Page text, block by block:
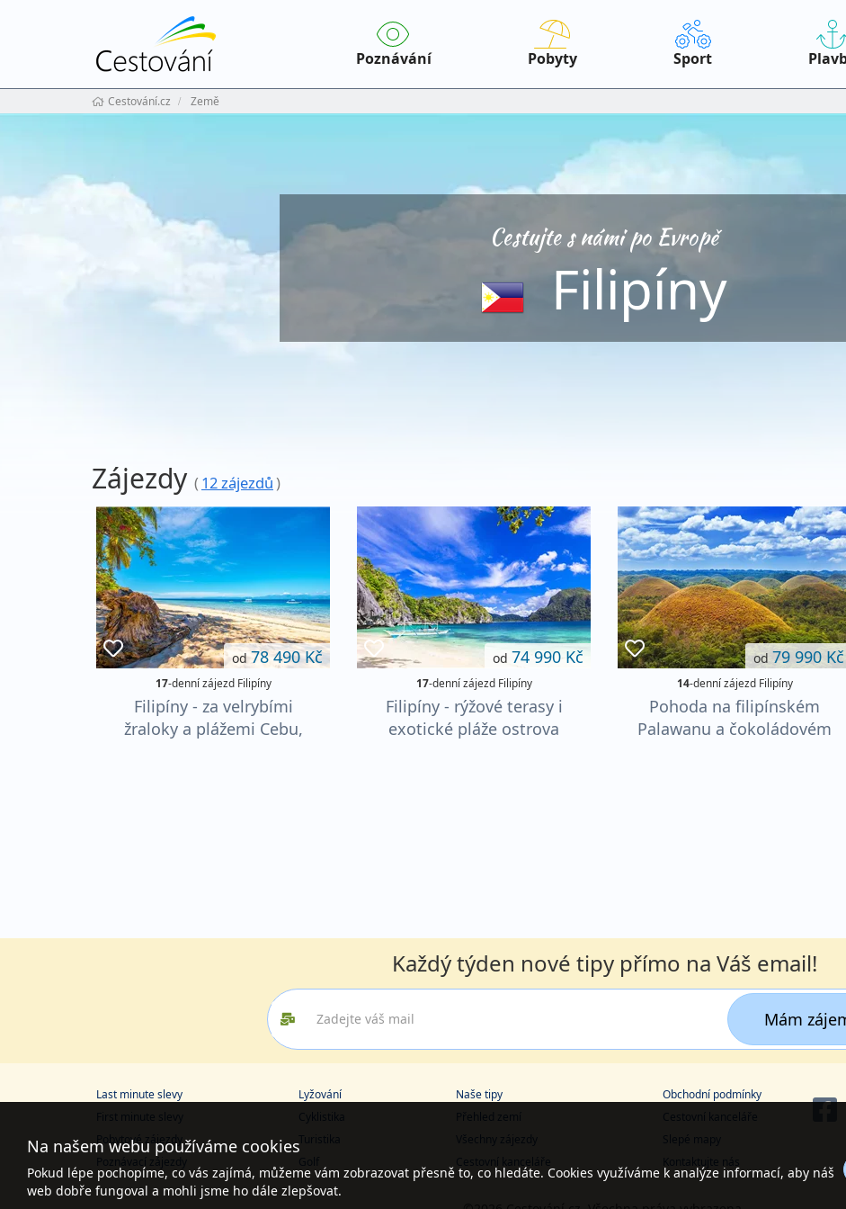
Poznávání Pobyty Sport
Cestování.cz Země
Cestujte s námi po Evropě
Filipíny
Zájezdy (12 zájezdů)
od78 490 Kč
17-denní zájezd Filipíny
Filipíny - za velrybími
žraloky a plážemi Cebu,
od 74 990 Kč
17-denní zájezd Filipíny
Filipíny - rýžové terasy i
exotické pláže ostrova
od 79 990 Kč
14-denní zájezd Filipíny
Pohoda na filipínském
Palawanu a čokoládovém
Každý týden nové tipy přímo na Váš email!
Mám
Last minute slevy
First minute slevy
Pobytové zájezdy
Poznávací zájezdy
Lyžování
Cyklistika
Turistika
Golf
Naše tipy
Přehled zemí
Všechny zájezdy
Cestovní kanceláře
Obchodní podmínky
Cestovní kanceláře
Slepé mapy
Kontaktujte nás
Na našem webu používáme cookies
Pokud lépe pochopíme, co vás zajímá, můžeme vám zobrazovat přesně to, co hledáte. Cookies využíváme k analýze informací, aby náš
web dobře fungoval a mohli jsme ho dále zlepšovat.